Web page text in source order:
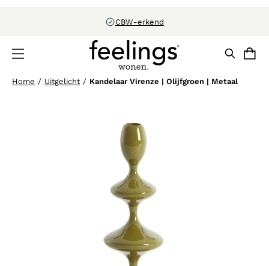
Configureer in 3D
Home / Uitgelicht / Kandelaar Virenze | Olijfgroen | Metaal